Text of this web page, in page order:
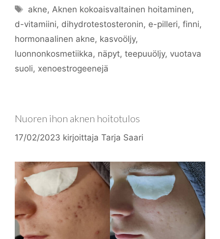
Avainsanat
akne, Aknen kokoaisvaltainen hoitaminen,
d-vitamiini, dihydrotestosteronin, e-pilleri, finni,
hormonaalinen akne, kasvoöljy,
luonnonkosmetiikka, näpyt, teepuuöljy, vuotava
suoli, xenoestrogeenejä
Nuoren ihon aknen hoitotulos
17/02/2023 kirjoittaja Tarja Saari